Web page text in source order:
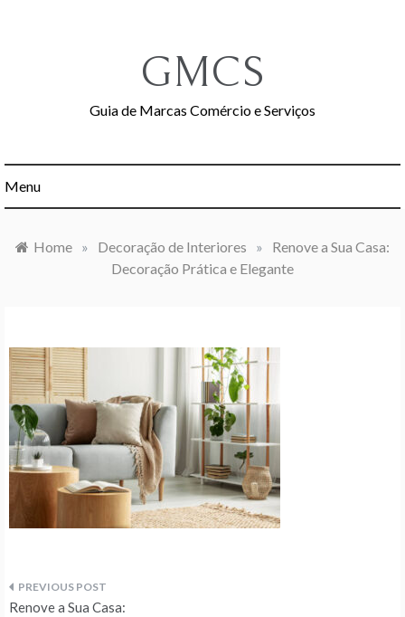
GMCS
Guia de Marcas Comércio e Serviços
Menu
Home » Decoração de Interiores »
Renove a Sua Casa:
Decoração Prática e Elegante
Navegação
Renove a Sua Casa: